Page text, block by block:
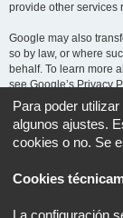
provide other services
Google may also
so by law, or where
behalf. To learn more
see Google’s Privacy
You can opt out of
browser add-on,
Portal Foro
Para poder
algunos ajustes.
cookies o no. Se
Cookies